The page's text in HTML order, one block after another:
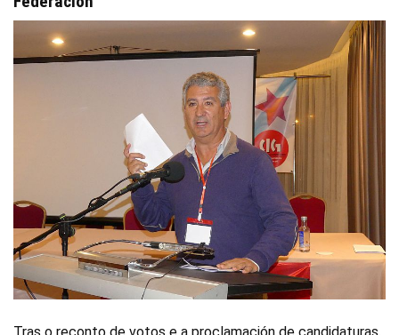
Tras o reconto de votos e a proclamación de candidaturas,